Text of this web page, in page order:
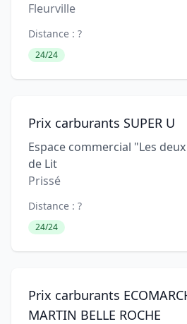
Fleurville
Distance : ?
24/24
Prix carburants SUPER U
Espace commercial "Les
de Lit
Prissé
Distance : ?
24/24
Prix carburants
MARTIN BELLE ROCHE